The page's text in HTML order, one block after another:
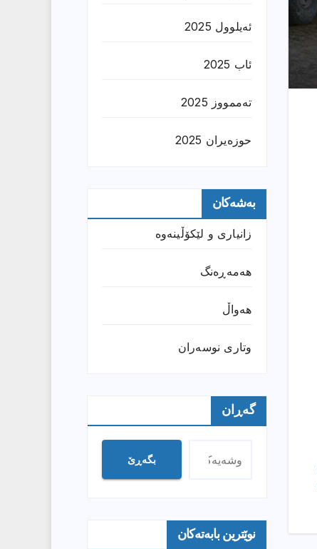
ئەیلوول 2025
ئاب 2025
تەممووز 2025
حوزه‌یران 2025
بەشەکان
زانیارى و لێکۆڵینەوە
هەمەڕەنگ
هەواڵ
وتارى نوسەران
گەڕان
بگەڕێ
نوێترین بابەتەکان